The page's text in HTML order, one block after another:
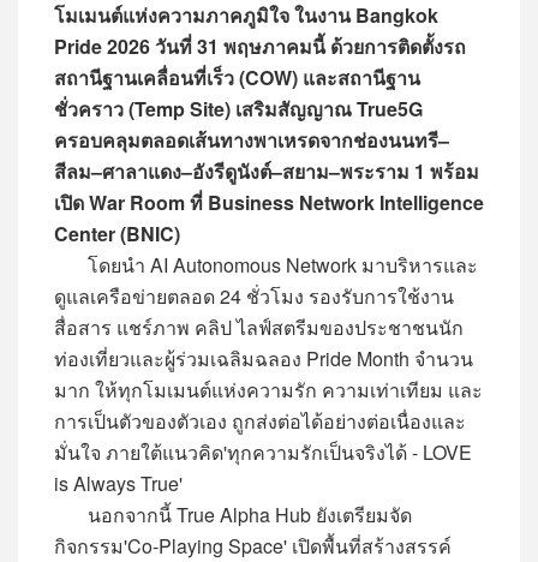
โมเมนต์แห่งความภาคภูมิใจ ในงาน Bangkok
Pride 2026 วันที่ 31 พฤษภาคมนี้ ด้วยการติดตั้งรถ
สถานีฐานเคลื่อนที่เร็ว (COW) และสถานีฐาน
ชั่วคราว (Temp Site) เสริมสัญญาณ True5G
ครอบคลุมตลอดเส้นทางพาเหรดจากช่องนนทรี–
สีลม–ศาลาแดง–อังรีดูนังต์–สยาม–พระราม 1 พร้อม
เปิด War Room ที่ Business Network Intelligence
Center (BNIC)
โดยนำ AI Autonomous Network มาบริหารและ
ดูแลเครือข่ายตลอด 24 ชั่วโมง รองรับการใช้งาน
สื่อสาร แชร์ภาพ คลิป ไลฟ์สตรีมของประชาชนนัก
ท่องเที่ยวและผู้ร่วมเฉลิมฉลอง Pride Month จำนวน
มาก ให้ทุกโมเมนต์แห่งความรัก ความเท่าเทียม และ
การเป็นตัวของตัวเอง ถูกส่งต่อได้อย่างต่อเนื่องและ
มั่นใจ ภายใต้แนวคิด'ทุกความรักเป็นจริงได้ - LOVE
is Always True'
นอกจากนี้ True Alpha Hub ยังเตรียมจัด
กิจกรรม'Co-Playing Space' เปิดพื้นที่สร้างสรรค์